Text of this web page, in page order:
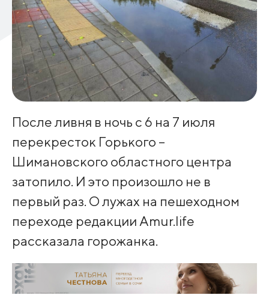
После ливня в ночь с 6 на 7 июля
перекресток Горького –
Шимановского областного центра
затопило. И это произошло не в
первый раз. О лужах на пешеходном
переходе редакции Amur.life
рассказала горожанка.